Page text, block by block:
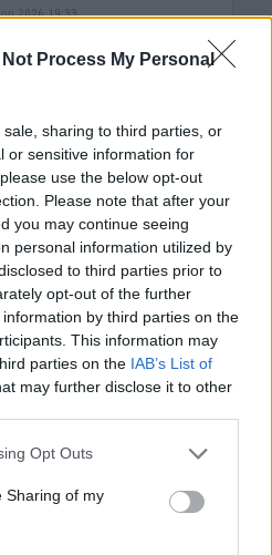
Not Process My Personal
sharing to third parties, or
or sensitive information for
use the below opt-out
Please note that after your
you may continue seeing
personal information utilized by
to third parties prior to
opt-out of the further
by third parties on the
This information may
parties on the IAB’s List of
may further disclose it to other
Opt Outs
Sharing of my
2026 19:33
2026 16:30
θεωρούνται «ενεργοί
Τι θα κρίνει τις αγροτικές
2026 16:27
ΠΑΙΔΕΙΑ - ΕΚΠΑΙΔΕΥΣΗ
ειδικότητες στη Σχολή
– Οι ειδικότητες
2026 16:19
2026” με τον